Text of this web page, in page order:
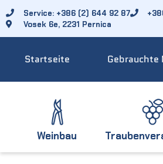
Service: +386 (2) 644 92 87
Vosek 6e, 2231 Pernica
Startseite Gebrauchte
Weinbau